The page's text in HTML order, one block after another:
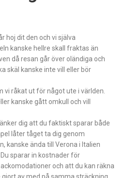
hoj dit den och vi själva
kanske hellre skall fraktas än
då resan går över oländiga och
skäl kanske inte vill eller bör
vi råkat ut för något ute i världen.
kanske gått omkull och vill
dig att du faktiskt sparar både
låter tåget ta dig genom
kanske ända till Verona i Italien
sparar in kostnader för
och att du kan räkna
av med på samma sträckning.